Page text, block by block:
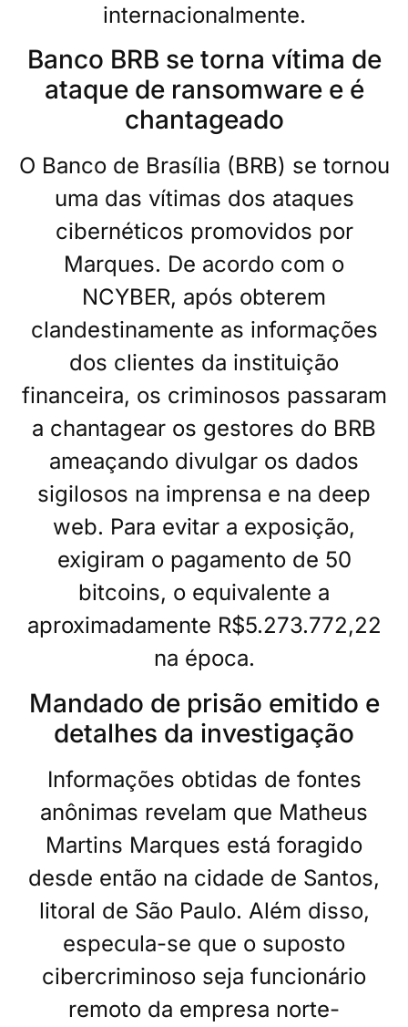
internacionalmente.
Banco BRB se torna vítima de
ataque de ransomware e é
chantageado
O Banco de Brasília (BRB) se tornou
uma das vítimas dos ataques
cibernéticos promovidos por
Marques. De acordo com o
NCYBER, após obterem
clandestinamente as informações
dos clientes da instituição
financeira, os criminosos passaram
a chantagear os gestores do BRB
ameaçando divulgar os dados
sigilosos na imprensa e na deep
web. Para evitar a exposição,
exigiram o pagamento de 50
bitcoins, o equivalente a
aproximadamente R$5.273.772,22
na época.
Mandado de prisão emitido e
detalhes da investigação
Informações obtidas de fontes
anônimas revelam que Matheus
Martins Marques está foragido
desde então na cidade de Santos,
litoral de São Paulo. Além disso,
especula-se que o suposto
cibercriminoso seja funcionário
remoto da empresa norte-